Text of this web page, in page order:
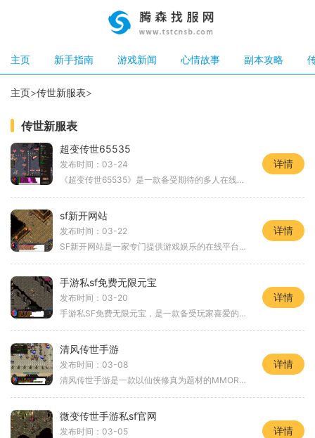
主页 新手指南 游戏新闻 心情故事 副本攻略
主页>传世新服表>
传世新服表
超变传世65535
发布时间：03-24
《超变传世65535》是一款备受期待的多人在线角色扮演游戏。作为一款传世经典2D游戏，它以其精美的画面、多样化的玩法和丰富的内容吸引了众多玩家的关注。下面将为大家详细介绍《
详情
sf新开网站
发布时间：03-22
SF新开网站是一家专门提供游戏娱乐的在线平台。无论你是新手还是老鸟，SF都可以给你带来最极致的游戏体验。下面将为大家详细介绍SF网站的游戏玩法。SF拥有丰富多样的游戏类型，包
详情
手游私sf免费无限元宝
发布时间：03-20
手游私SF免费无限元宝，是一款备受玩家喜爱的手机游戏。该游戏以其独特的玩法、精美的画面和丰富的游戏内容而广受好评。今天，我们就来详细介绍一下这款手游私SF。让我们来了解
详情
清风传世手游
发布时间：03-08
清风传世手游是一款以仙侠修真为题材的MMORPG手游。游戏以浩瀚的仙侠世界为背景，玩家可以选择不同的门派，修炼神秘的仙术，探索奇幻的仙侠世界。清风传世手游提供了多样化的职
详情
微变传世手游私sf官网
发布时间：03-05
详情